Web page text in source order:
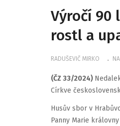
Výročí 90
rostl a
RADUŠEVIČ MIRKO
(ČZ 33/2024)
Církve
Husův sbor v
Panny Marie